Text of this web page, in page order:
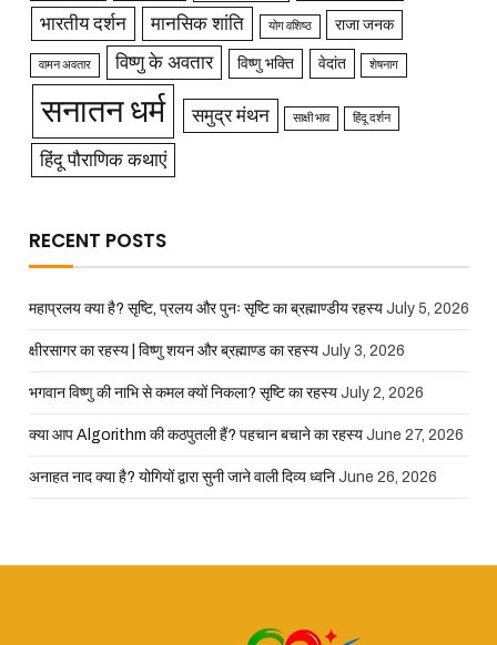
भारतीय दर्शन मानसिक शांति योग वशिष्ठ राजा जनक
वामन अवतार विष्णु के अवतार विष्णु भक्ति वेदांत शेषनाग
सनातन धर्म समुद्र मंथन साक्षी भाव हिंदू दर्शन
हिंदू पौराणिक कथाएं
RECENT POSTS
महाप्रलय क्या है? सृष्टि, प्रलय और पुनः सृष्टि का ब्रह्माण्डीय रहस्य July 5, 2026
क्षीरसागर का रहस्य | विष्णु शयन और ब्रह्माण्ड का रहस्य July 3, 2026
भगवान विष्णु की नाभि से कमल क्यों निकला? सृष्टि का रहस्य July 2, 2026
क्या आप Algorithm की कठपुतली हैं? पहचान बचाने का रहस्य June 27, 2026
अनाहत नाद क्या है? योगियों द्वारा सुनी जाने वाली दिव्य ध्वनि June 26, 2026